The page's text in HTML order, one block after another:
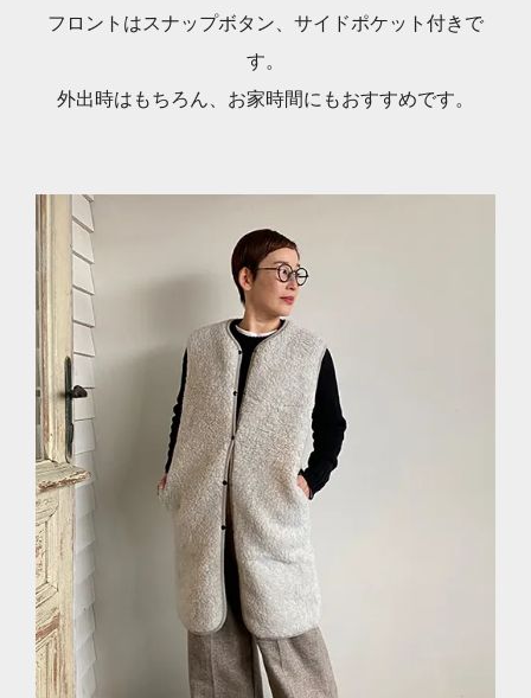
フロントはスナップボタン、サイドポケット付きで
す。
外出時はもちろん、お家時間にもおすすめです。